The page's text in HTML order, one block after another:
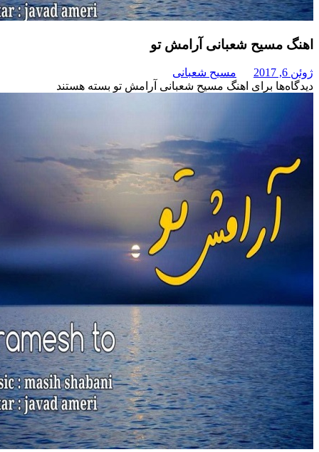
شعبانی آرامش تو
مسیح شعبانی
برای اهنگ مسیح شعبانی آرامش تو بسته هستند